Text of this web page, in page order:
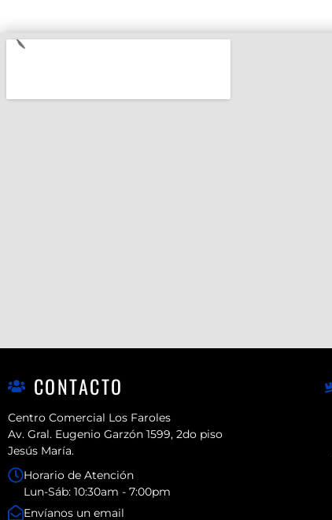
CONTACTO
Centro Comercial Los Faroles
Av. Gral. Eugenio Garzón 1599, 2do piso
Jesús María.
Horario de Atención
Lun-Sáb: 10:30am - 7:00pm
Envíanos un email